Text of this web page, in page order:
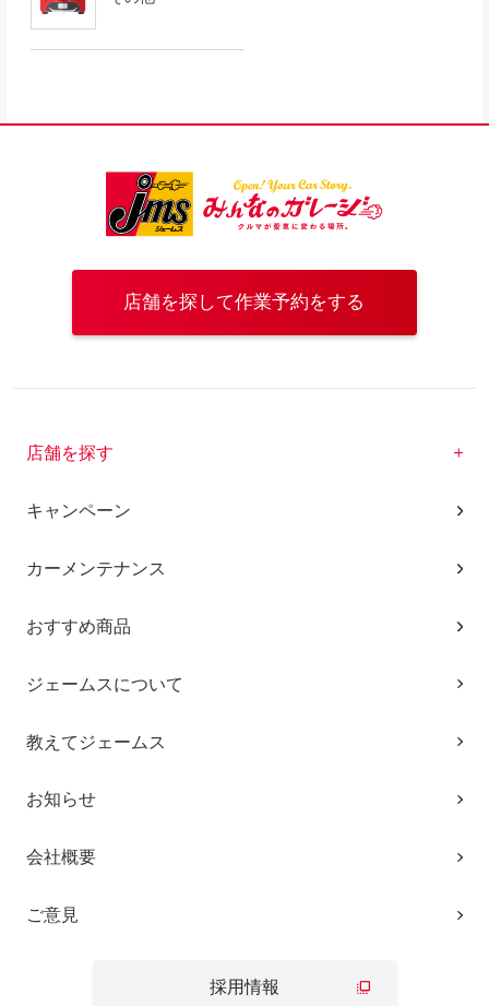
店舗を探して作業予約をする
店舗を探す
キャンペーン
カーメンテナンス
おすすめ商品
ジェームスについて
教えてジェームス
お知らせ
会社概要
ご意見
採用情報